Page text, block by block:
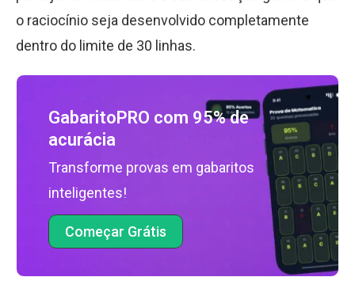
o raciocínio seja desenvolvido completamente
dentro do limite de 30 linhas.
GabaritoPRO com 95% de
acurácia
Transforme provas em gabaritos
inteligentes!
Começar Grátis